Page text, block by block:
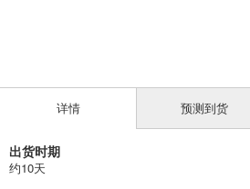
详情
出货时期
约10天
预测到货